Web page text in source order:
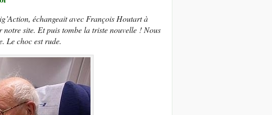
échangeait avec François Houtart à
notre site. Et puis tombe la triste nouvelle ! Nous
Le choc est rude.